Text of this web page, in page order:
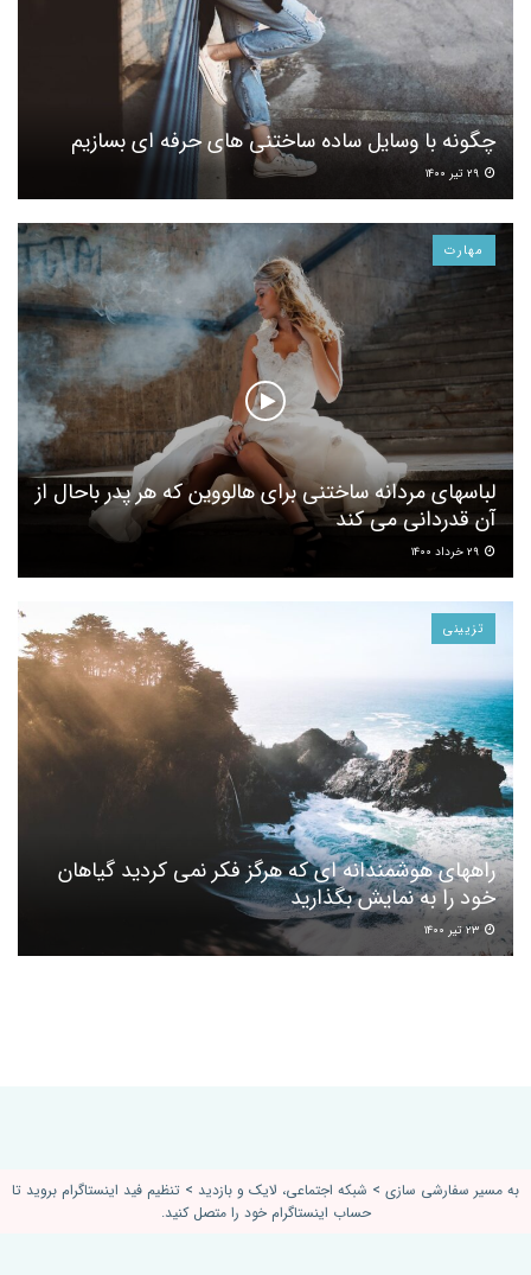
چگونه با وسایل ساده ساختنی های حرفه ای بسازیم
مهارت
لباسهای مردانه ساختنی برای هالووین که هر پدر باحال از
آن قدردانی می کند
تزیینی
راههای هوشمندانه ای که هرگز فکر نمی کردید گیاهان
خود را به نمایش بگذارید
به مسیر سفارشی سازی > شبکه اجتماعی، لایک و بازدید > تنظیم فید اینستاگرام بروید تا
حساب اینستاگرام خود را متصل کنید.